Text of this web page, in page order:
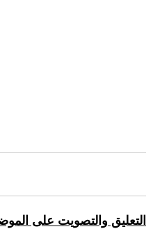
التعليق والتصويت على